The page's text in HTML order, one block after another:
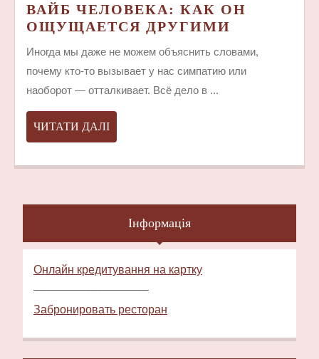
ВАЙБ ЧЕЛОВЕКА: КАК ОН
ОЩУЩАЕТСЯ ДРУГИМИ
КАК
ОН
Иногда мы даже не можем объяснить словами,
почему кто-то вызывает у нас симпатию или
наоборот — отталкивает. Всё дело в ...
ЧИТАТИ ДАЛІЧИТАТИ
ДАЛІ
Інформація
Онлайн кредитування на картку
––––––––––––––––––
Забронировать ресторан